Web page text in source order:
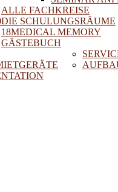
ALLE FACHKREISE
DIE SCHULUNGSRÄUME
18MEDICAL MEMORY
GÄSTEBUCH